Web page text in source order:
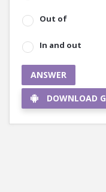
Out of
In and out
ANSWER
DOWNLOAD